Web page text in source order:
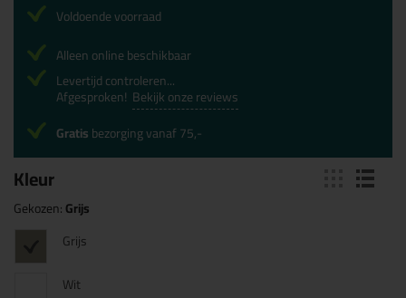
Kleur
Gekozen:Grijs
Grijs
Wit
Voldoende voorraad
Alleen online beschikbaar
Levertijd controleren...
Afgesproken! Bekijk onze reviews
Gratisbezorging vanaf 75,-